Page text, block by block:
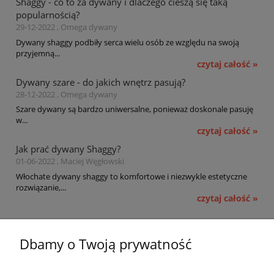
popularnością?
29-12-2022 , Omega dywany
Dywany shaggy podbiły serca wielu osób ze względu na swoją
przyjemną...
czytaj całość »
Dywany szare - do jakich wnętrz pasują?
28-12-2022 , Omega dywany
Szare dywany są bardzo uniwersalne, ponieważ doskonale pasuję
w...
czytaj całość »
Jak prać dywany Shaggy?
01-06-2022 , Maciej Węgłowski
Włochate dywany shaggy to komfortowe i niezwykle estetyczne
rozwiązanie,...
czytaj całość »
Dbamy o Twoją prywatność